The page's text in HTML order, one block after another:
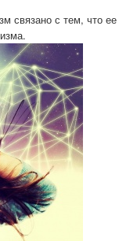
связано с тем, что ее